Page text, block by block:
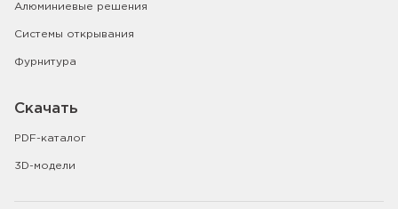
Алюминиевые решения
Системы открывания
Фурнитура
Скачать
PDF-каталог
3D-модели